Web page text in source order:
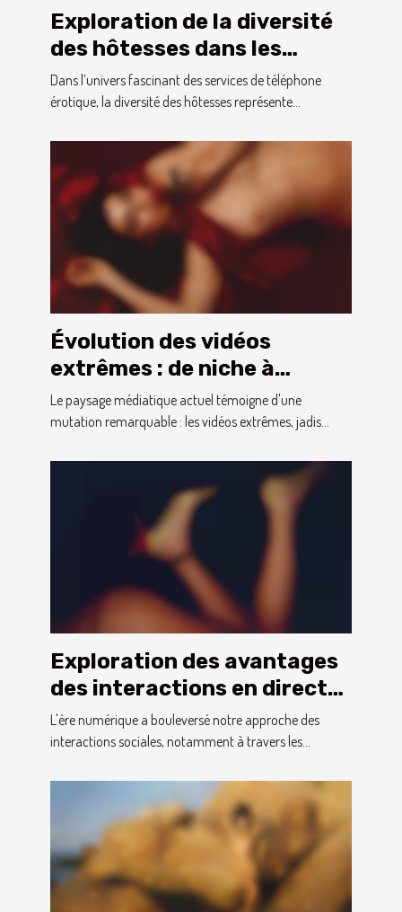
Exploration de la diversité
des hôtesses dans les
services de téléphone
érotique
Dans l’univers fascinant des services de téléphone
érotique, la diversité des hôtesses représente...
Évolution des vidéos
extrêmes : de niche à
phénomène culturel
Le paysage médiatique actuel témoigne d'une
mutation remarquable : les vidéos extrêmes, jadis...
Exploration des avantages
des interactions en direct
sur les webcams pour
adultes
L'ère numérique a bouleversé notre approche des
interactions sociales, notamment à travers les...